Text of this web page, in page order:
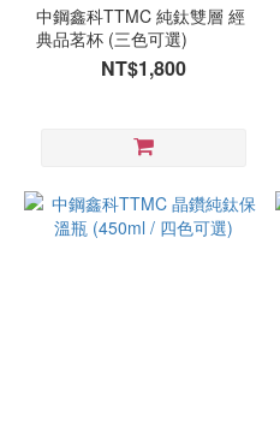
中鋼鑫科TTMC 純鈦雙層 經
典品茗杯 (三色可選)
NT$1,800